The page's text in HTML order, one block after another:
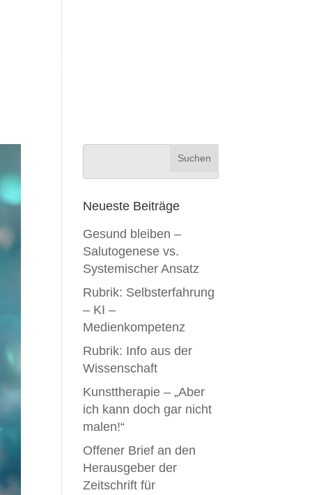
Neueste Beiträge
Gesund bleiben –
Salutogenese vs.
Systemischer Ansatz
Rubrik: Selbsterfahrung
– KI –
Medienkompetenz
Rubrik: Info aus der
Wissenschaft
Kunsttherapie – „Aber
ich kann doch gar nicht
malen!“
Offener Brief an den
Herausgeber der
Zeitschrift für